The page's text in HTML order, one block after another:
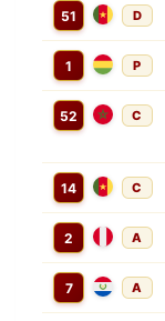
51 D
1 P
52 C
14 C
2 A
7 A